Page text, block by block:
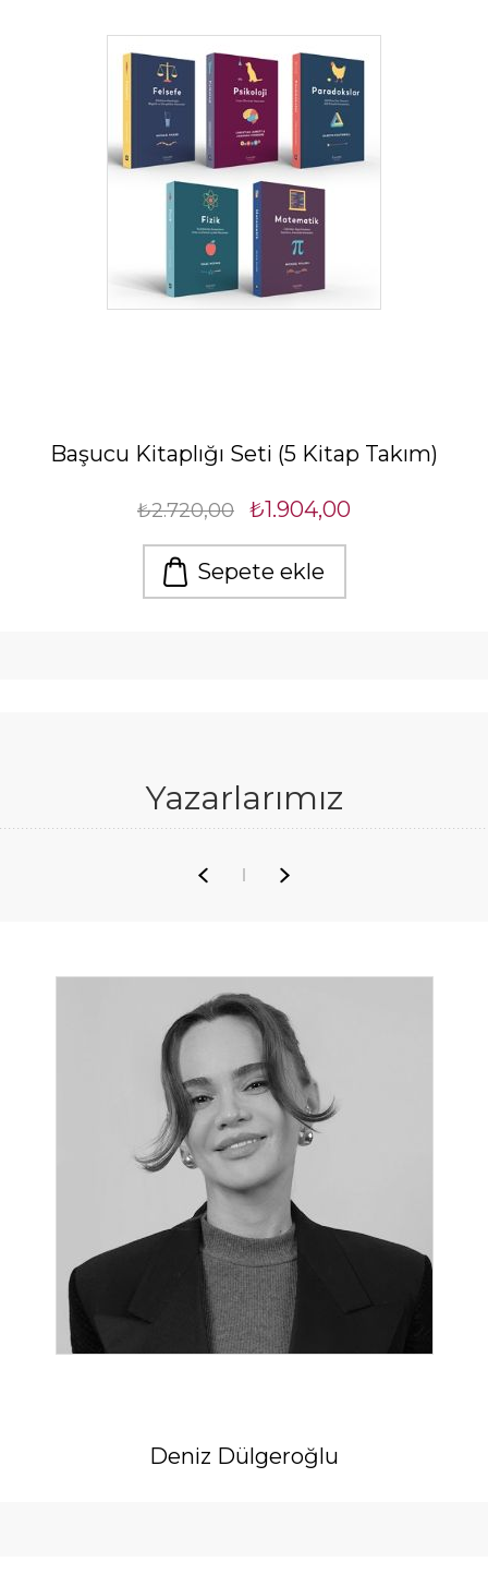
Başucu Kitaplığı Seti (5 Kitap Takım)
₺2.720,00 ₺1.904,00
Sepete ekle
Yazarlarımız
Deniz Dülgeroğlu